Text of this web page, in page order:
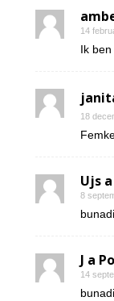
14
Ik
18
Ujs
8
J a
14